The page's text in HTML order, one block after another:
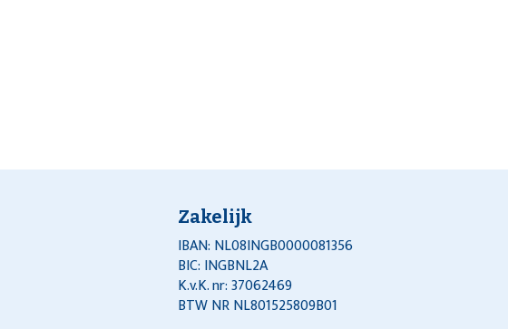
Zakelijk
IBAN: NL08INGB0000081356
BIC: INGBNL2A
K.v.K. nr: 37062469
BTW NR NL801525809B01